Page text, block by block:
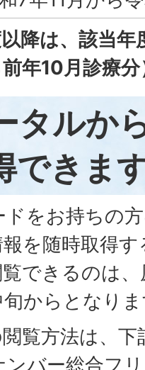
降は、該当
前年10月診療
タルか
できま
をお持ちの
を随時取得
できるのは
からとなり
覧方法は、
バー総合フ